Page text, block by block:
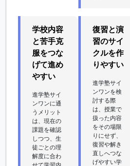
学校内容
と苦手克
服をつな
げて進め
やすい
進学塾サイ
ンワンに通
うメリット
は、現在の
課題を確認
しつつ、生
徒ごとの理
解度に合わ
復習と演
習のサイ
クルを作
りやすい
進学塾サイ
ンワンを検
討する際
は、授業で
扱った内容
をその場限
りにせず、
復習や解き
直しへつな
げやすい学